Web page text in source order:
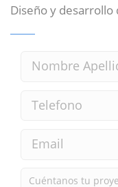
Diseño y desarrollo